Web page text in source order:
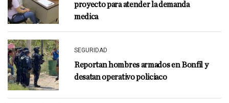
proyecto para atender la demanda
medica
SEGURIDAD
Reportan hombres armados en Bonfil y
desatan operativo policiaco